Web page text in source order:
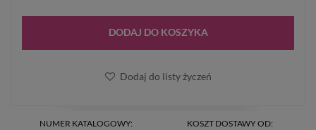
NUMER KATALOGOWY: KOSZT DOSTAWY OD:
DODAJ DO KOSZYKA
Dodaj do listy życzeń